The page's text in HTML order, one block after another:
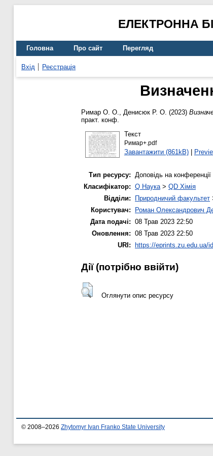
ЕЛЕКТРОННА
Головна Про сайт Перегляд
Вхід Реєстрація
Римар О. О., Денисюк Р. О. (2023)
практ. конф.
Текст
Римар+.pdf
Завантажити (861kB)|
Тип ресурсу: Доповідь на
Класифікатор: Q Наука> QD Хімія
Відділи:
Природничий факультет
Користувач:
Роман Олександрович
Дата подачі: 08 Трав 2023 22:50
Оновлення: 08 Трав 2023 22:50
URI:
https://eprints.zu.edu.ua/
Дії ​​(потрібно ввійти)
Оглянути опис ресурсу
© 2008–2026 Zhytomyr Ivan Franko State University